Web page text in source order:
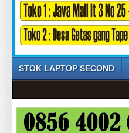
STOK LAPTOP SECOND